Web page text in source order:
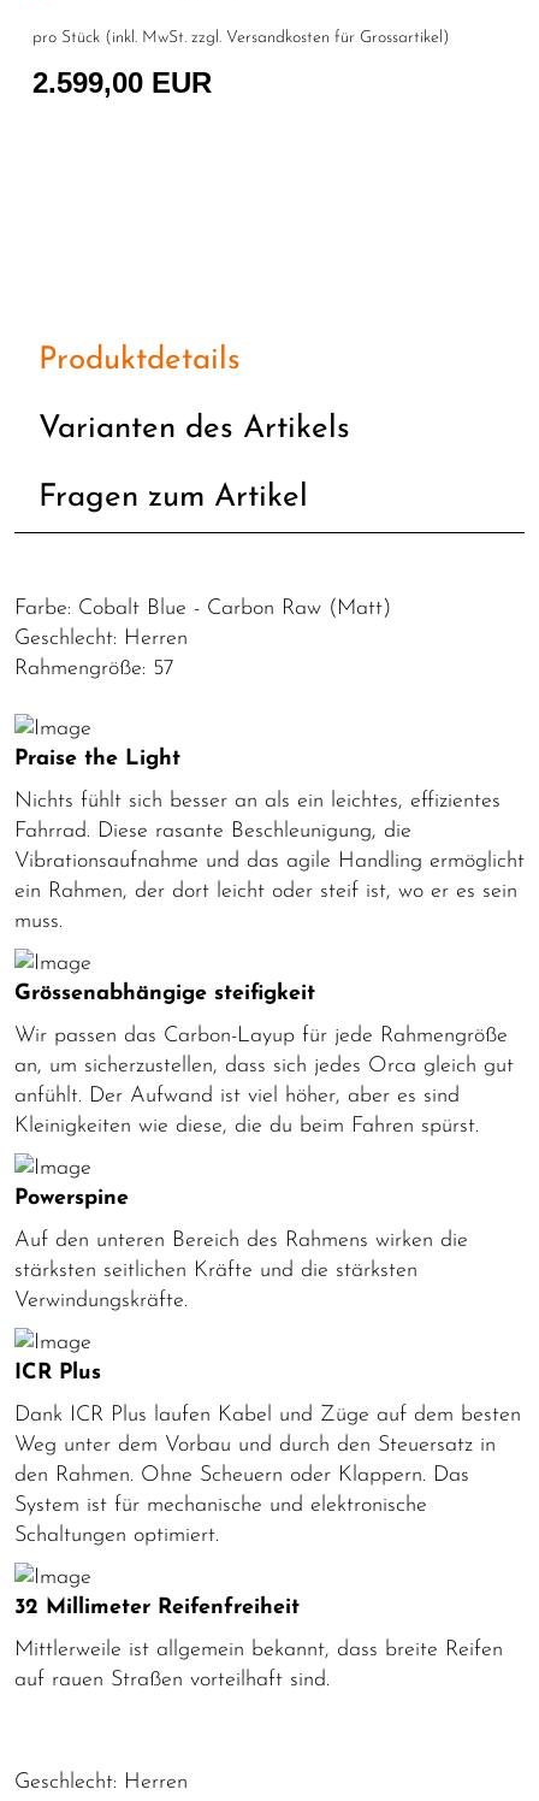
pro Stück (inkl. MwSt. zzgl. Versandkosten für Grossartikel )
2.599,00 EUR
Produktdetails
Varianten des Artikels
Fragen zum Artikel
Farbe: Cobalt Blue - Carbon Raw (Matt)
Geschlecht: Herren
Rahmengröße: 57
Praise the Light
Nichts fühlt sich besser an als ein leichtes, effizientes
Fahrrad. Diese rasante Beschleunigung, die
Vibrationsaufnahme und das agile Handling ermöglicht
ein Rahmen, der dort leicht oder steif ist, wo er es sein
muss.
Grössenabhängige steifigkeit
Wir passen das Carbon-Layup für jede Rahmengröße
an, um sicherzustellen, dass sich jedes Orca gleich gut
anfühlt. Der Aufwand ist viel höher, aber es sind
Kleinigkeiten wie diese, die du beim Fahren spürst.
Powerspine
Auf den unteren Bereich des Rahmens wirken die
stärksten seitlichen Kräfte und die stärksten
Verwindungskräfte.
ICR Plus
Dank ICR Plus laufen Kabel und Züge auf dem besten
Weg unter dem Vorbau und durch den Steuersatz in
den Rahmen. Ohne Scheuern oder Klappern. Das
System ist für mechanische und elektronische
Schaltungen optimiert.
32 Millimeter Reifenfreiheit
Mittlerweile ist allgemein bekannt, dass breite Reifen
auf rauen Straßen vorteilhaft sind.
Geschlecht: Herren